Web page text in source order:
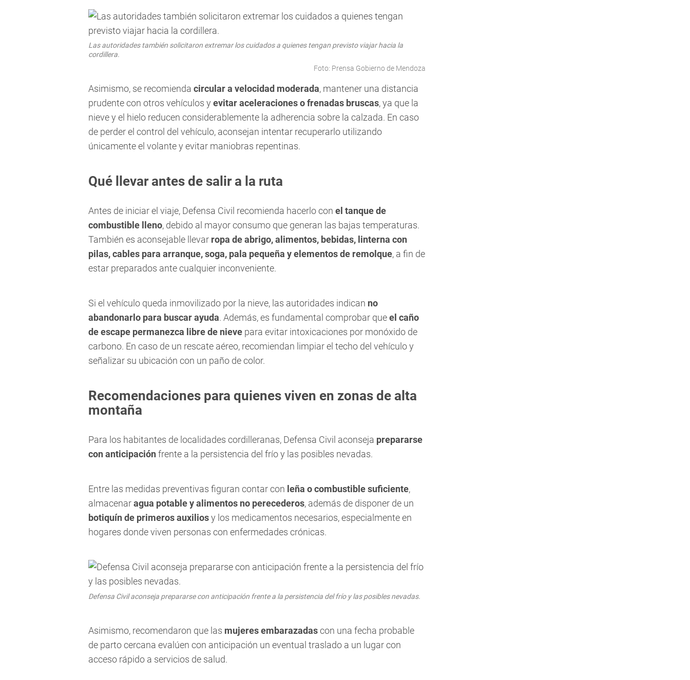
Las autoridades también solicitaron extremar los cuidados a quienes tengan previsto viajar hacia la
cordillera.
Foto: Prensa Gobierno de Mendoza
Asimismo, se recomienda circular a velocidad moderada, mantener una distancia
prudente con otros vehículos y evitar aceleraciones o frenadas bruscas, ya que la
nieve y el hielo reducen considerablemente la adherencia sobre la calzada. En caso
de perder el control del vehículo, aconsejan intentar recuperarlo utilizando
únicamente el volante y evitar maniobras repentinas.
Qué llevar antes de salir a la ruta
Antes de iniciar el viaje, Defensa Civil recomienda hacerlo con el tanque de
combustible lleno, debido al mayor consumo que generan las bajas temperaturas.
También es aconsejable llevar ropa de abrigo, alimentos, bebidas, linterna con
pilas, cables para arranque, soga, pala pequeña y elementos de remolque, a fin de
estar preparados ante cualquier inconveniente.
Si el vehículo queda inmovilizado por la nieve, las autoridades indican no
abandonarlo para buscar ayuda. Además, es fundamental comprobar queel caño
de escape permanezca libre de nieve para evitar intoxicaciones por monóxido de
carbono. En caso de un rescate aéreo, recomiendan limpiar el techo del vehículo y
señalizar su ubicación con un paño de color.
Recomendaciones para quienes viven en zonas de alta
montaña
Para los habitantes de localidades cordilleranas, Defensa Civil aconseja prepararse
con anticipación frente a la persistencia del frío y las posibles nevadas.
Entre las medidas preventivas figuran contar con leña o combustible suficiente,
almacenaragua potable y alimentos no perecederos, además de disponer de un
botiquín de primeros auxiliosy los medicamentos necesarios, especialmente en
hogares donde viven personas con enfermedades crónicas.
Defensa Civil aconseja prepararse con anticipación frente a la persistencia del frío y las posibles nevadas.
Asimismo, recomendaron que las mujeres embarazadascon una fecha probable
de parto cercana evalúen con anticipación un eventual traslado a un lugar con
acceso rápido a servicios de salud.